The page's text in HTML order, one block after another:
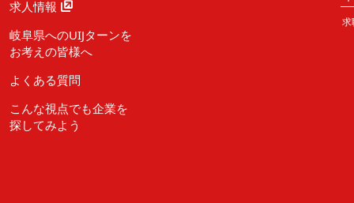
求人情報
岐阜県へのUIJターンを
お考えの皆様へ
よくある質問
こんな視点でも企業を
探してみよう